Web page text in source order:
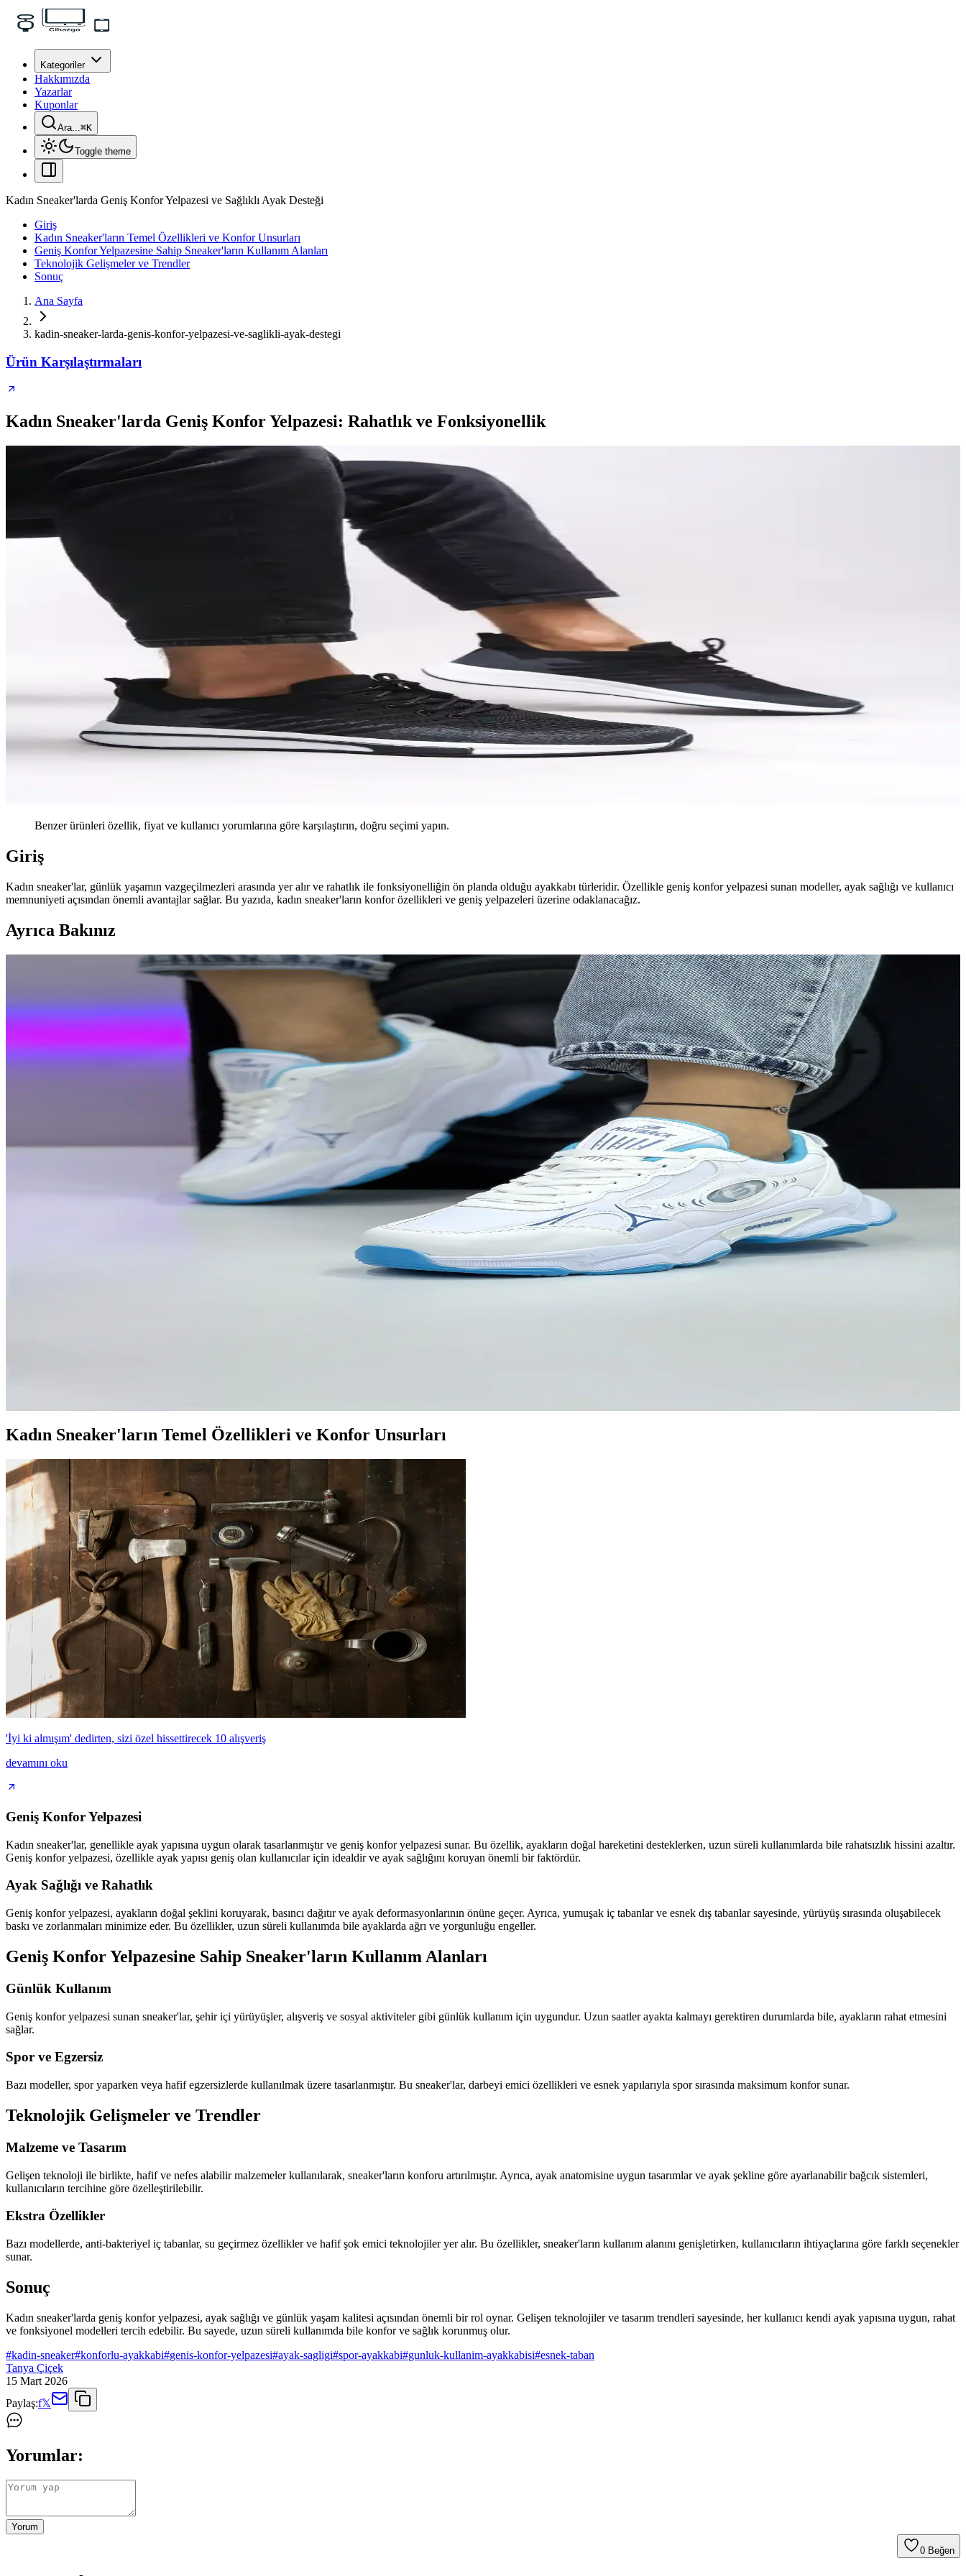
Kategoriler
Hakkımızda
Yazarlar
Kuponlar
Ara...⌘K
Toggle theme
Kadın Sneaker'larda Geniş Konfor Yelpazesi ve Sağlıklı Ayak Desteği
Giriş
Kadın Sneaker'ların Temel Özellikleri ve Konfor Unsurları
Geniş Konfor Yelpazesine Sahip Sneaker'ların Kullanım Alanları
Teknolojik Gelişmeler ve Trendler
Sonuç
Ana Sayfa
kadin-sneaker-larda-genis-konfor-yelpazesi-ve-saglikli-ayak-destegi
Ürün Karşılaştırmaları
Kadın Sneaker'larda Geniş Konfor Yelpazesi: Rahatlık ve Fonksiyonellik
Benzer ürünleri özellik, fiyat ve kullanıcı yorumlarına göre karşılaştırın, doğru seçimi yapın.
Giriş
Kadın sneaker'lar, günlük yaşamın vazgeçilmezleri arasında yer alır ve rahatlık ile fonksiyonelliğin ön planda olduğu ayakkabı türleridir. Özellikle geniş konfor yelpazesi sunan modeller, ayak sağlığı ve kullanıcı
memnuniyeti açısından önemli avantajlar sağlar. Bu yazıda, kadın sneaker'ların konfor özellikleri ve geniş yelpazeleri üzerine odaklanacağız.
Ayrıca Bakınız
Kadın Sneaker Modelleri 2024 Güncel Trendler ve Konfor Özellikleri
Güncel kadın sneaker modelleri, şık ve konforlu tasarımlarıyla her tarz ve yaşam biçimine uygun seçenekler sunuyor. Hafif, nefes alabilir malzemeler ve modern tasarımlarla hareketli günlerinize uyum sağlar.
Kadın Sneaker Seçiminde Dikkat Edilmesi Gereken Temel Kriterler ve Trendler
Kadın sneaker seçiminde rahatlık, stil ve kullanım amacı ön plandadır. Malzeme kalitesi ve güncel trendler, doğru modeli bulmada önemli rol oynar.
Kadın Günlük Sneaker Modelleri Beyaz Pudra ve Mavi Renk Seçenekleriyle Şıklık ve Konfor Sunar
Kadınlar için günlük kullanımda tercih edilen beyaz, pudra ve mavi sneakerlar, rahatlık ve estetiği bir araya getiriyor, farklı tarzlara uygun seçenekler sunuyor.
Kadınlar İçin Modern ve Konforlu Sneaker Modelleri Günlük Hayatta Kullanım İçin Uygun
Kadın sneaker modelleri, şık tasarımlar ve gelişmiş teknolojik özelliklerle günlük kullanımda rahatlık sağlar, hafif malzemeler ve dayanıklı tabanlar ile konforu artırır.
Kadın Sneaker Ayakkabılarda Marjin Markasının Konfor ve Şıklık Sunan Yeri
Marjin markasının kadın sneaker ayakkabıları, dayanıklı ve hafif malzemeleriyle konfor ve şıklığı bir arada sağlar, çeşitli modeller ve tasarımlarla günlük ve spor kullanıma uygun seçenekler sunar.
Kadın Sneaker'larda Geniş Konfor Yelpazesi ve Sağlıklı Ayak Desteği
Kadın sneaker'lar, geniş konfor yelpazesi ve teknolojik özellikleriyle ayak sağlığını koruyan, günlük ve spor kullanımına uygun rahat ayakkabılardır.
Kadın Sneaker'ların Temel Özellikleri ve Konfor Unsurları
'İyi ki almışım' dedirten, sizi özel hissettirecek 10 alışveriş
devamını oku
Geniş Konfor Yelpazesi
Kadın sneaker'lar, genellikle ayak yapısına uygun olarak tasarlanmıştır ve geniş konfor yelpazesi sunar. Bu özellik, ayakların doğal hareketini desteklerken, uzun süreli kullanımlarda bile rahatsızlık hissini azaltır.
Geniş konfor yelpazesi, özellikle ayak yapısı geniş olan kullanıcılar için idealdir ve ayak sağlığını koruyan önemli bir faktördür.
Ayak Sağlığı ve Rahatlık
Geniş konfor yelpazesi, ayakların doğal şeklini koruyarak, basıncı dağıtır ve ayak deformasyonlarının önüne geçer. Ayrıca, yumuşak iç tabanlar ve esnek dış tabanlar sayesinde, yürüyüş sırasında oluşabilecek
baskı ve zorlanmaları minimize eder. Bu özellikler, uzun süreli kullanımda bile ayaklarda ağrı ve yorgunluğu engeller.
Geniş Konfor Yelpazesine Sahip Sneaker'ların Kullanım Alanları
Günlük Kullanım
Geniş konfor yelpazesi sunan sneaker'lar, şehir içi yürüyüşler, alışveriş ve sosyal aktiviteler gibi günlük kullanım için uygundur. Uzun saatler ayakta kalmayı gerektiren durumlarda bile, ayakların rahat etmesini
sağlar.
Spor ve Egzersiz
Bazı modeller, spor yaparken veya hafif egzersizlerde kullanılmak üzere tasarlanmıştır. Bu sneaker'lar, darbeyi emici özellikleri ve esnek yapılarıyla spor sırasında maksimum konfor sunar.
Teknolojik Gelişmeler ve Trendler
Malzeme ve Tasarım
Gelişen teknoloji ile birlikte, hafif ve nefes alabilir malzemeler kullanılarak, sneaker'ların konforu artırılmıştır. Ayrıca, ayak anatomisine uygun tasarımlar ve ayak şekline göre ayarlanabilir bağcık sistemleri,
kullanıcıların tercihine göre özelleştirilebilir.
Ekstra Özellikler
Bazı modellerde, anti-bakteriyel iç tabanlar, su geçirmez özellikler ve hafif şok emici teknolojiler yer alır. Bu özellikler, sneaker'ların kullanım alanını genişletirken, kullanıcıların ihtiyaçlarına göre farklı seçenekler
sunar.
Sonuç
Kadın sneaker'larda geniş konfor yelpazesi, ayak sağlığı ve günlük yaşam kalitesi açısından önemli bir rol oynar. Gelişen teknolojiler ve tasarım trendleri sayesinde, her kullanıcı kendi ayak yapısına uygun, rahat
ve fonksiyonel modelleri tercih edebilir. Bu sayede, uzun süreli kullanımda bile konfor ve sağlık korunmuş olur.
#kadin-sneaker#konforlu-ayakkabi#genis-konfor-yelpazesi#ayak-sagligi#spor-ayakkabi#gunluk-kullanim-ayakkabisi#esnek-taban
Tanya Çiçek
15 Mart 2026
Paylaş:f𝕏
Yorumlar:
Yorum
0 Beğen